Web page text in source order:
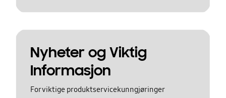
Nyheter og Viktig
Informasjon
For viktige produktservicekunngjøringer